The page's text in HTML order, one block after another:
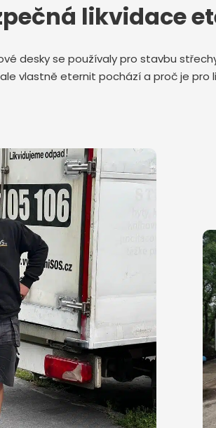
likvidace
desky se používaly pro stavbu
vlastně eternit pochází a proč je pro